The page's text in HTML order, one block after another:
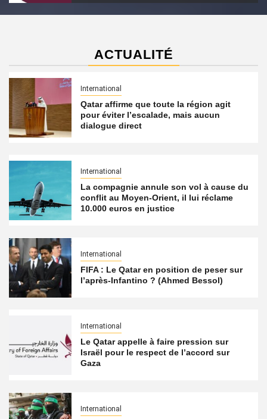
ACTUALITÉ
International
Qatar affirme que toute la région agit
pour éviter l’escalade, mais aucun
dialogue direct
International
La compagnie annule son vol à cause du
conflit au Moyen-Orient, il lui réclame
10.000 euros en justice
International
FIFA : Le Qatar en position de peser sur
l’après-Infantino ? (Ahmed Bessol)
International
Le Qatar appelle à faire pression sur
Israël pour le respect de l’accord sur
Gaza
International